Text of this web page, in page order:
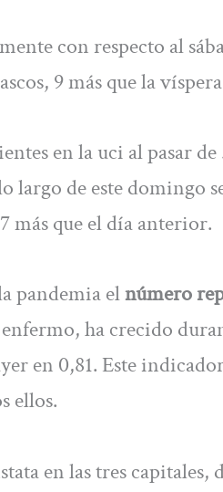
con respecto al
9 más que la
en la uci al pasar
largo de este domingo
más que el día anterior.
pandemia elnúmero
ha crecido
en 0,81. Este
ellos.
en las tres capitales,